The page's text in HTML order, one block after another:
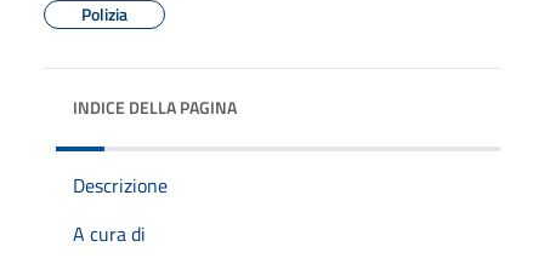
Polizia
INDICE DELLA PAGINA
Descrizione
A cura di